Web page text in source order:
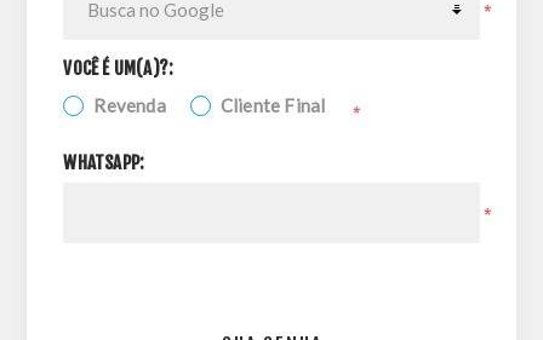
*
VOCÊ É UM(A)?:
Revenda Cliente Final *
WHATSAPP:
*